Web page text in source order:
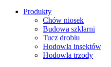
Produkty
Chów niosek
Budowa szklarni
Tucz drobiu
Hodowla insektów
Hodowla trzody